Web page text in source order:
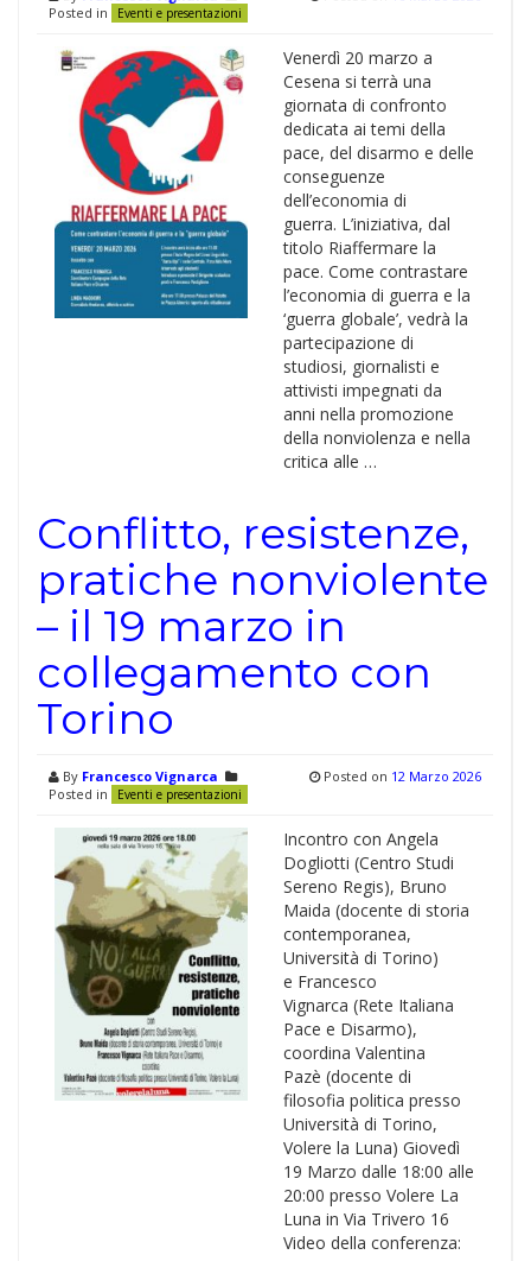
Posted in
Eventi e presentazioni
Venerdì 20 marzo a
Cesena si terrà una
giornata di confronto
dedicata ai temi della
pace, del disarmo e delle
conseguenze
dell’economia di
guerra. L’iniziativa, dal
titolo Riaffermare la
pace. Come contrastare
l’economia di guerra e la
‘guerra globale’, vedrà la
partecipazione di
studiosi, giornalisti e
attivisti impegnati da
anni nella promozione
della nonviolenza e nella
critica alle …
Conflitto, resistenze,
pratiche nonviolente
– il 19 marzo in
collegamento con
Torino
By Francesco Vignarca
Posted in
Eventi e presentazioni
Posted on 12 Marzo 2026
Incontro con Angela
Dogliotti (Centro Studi
Sereno Regis), Bruno
Maida (docente di storia
contemporanea,
Università di Torino)
e Francesco
Vignarca (Rete Italiana
Pace e Disarmo),
coordina Valentina
Pazè (docente di
filosofia politica presso
Università di Torino,
Volere la Luna) Giovedì
19 Marzo dalle 18:00 alle
20:00 presso Volere La
Luna in Via Trivero 16
Video della conferenza: